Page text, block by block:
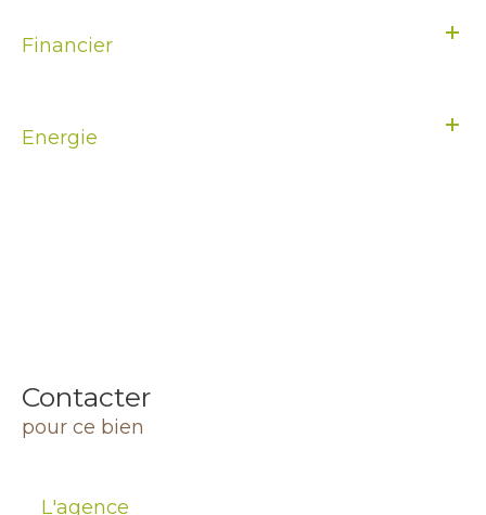
Financier
Energie
Contacter
pour ce bien
L'agence